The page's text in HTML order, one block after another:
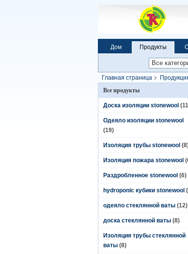
Дом Продукты
Главная страница
Все продукты
Доска изоляции stonewool
Одеяло изоляции stonewool
(19)
Изоляция трубы stonewool
Изоляция пожара stonewool
Раздробленное stonewool (6)
hydroponic кубики stonewool
одеяло стеклянной ваты (12)
доска стеклянной ваты (8)
Изоляция трубы стеклянной
ваты (8)